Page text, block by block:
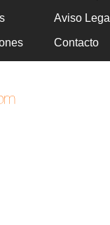
Aviso Legal
Contacto